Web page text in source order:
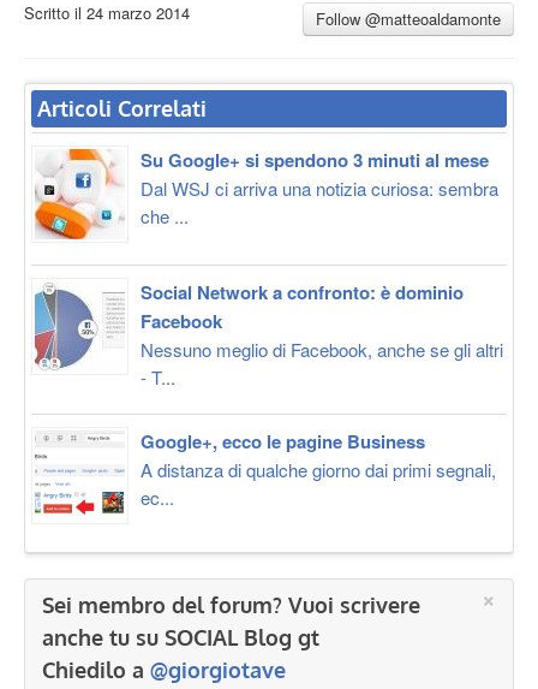
Scritto il 24 marzo 2014 Follow @matteoaldamonte
Articoli Correlati
Su Google+ si spendono 3 minuti al mese
Dal WSJ ci arriva una notizia curiosa: sembra
che ...
Social Network a confronto: è dominio
Facebook
Nessuno meglio di Facebook, anche se gli altri
- T...
Google+, ecco le pagine Business
A distanza di qualche giorno dai primi segnali,
ec...
×
Sei membro del forum? Vuoi scrivere
anche tu su SOCIAL Blog gt
Chiedilo a @giorgiotave